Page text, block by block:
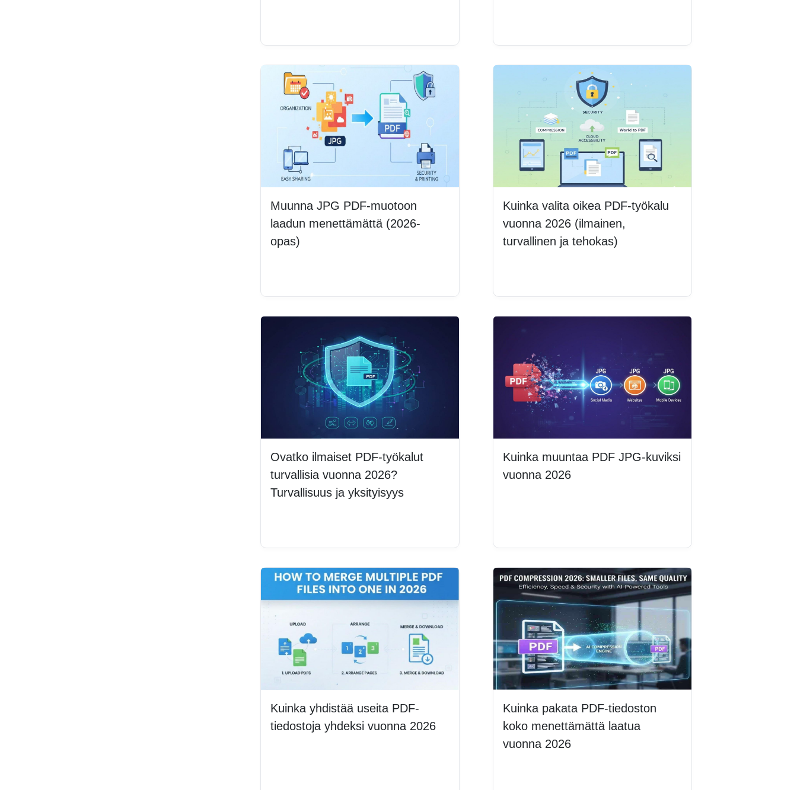
Muunna JPG PDF-muotoon
laadun menettämättä (2026-
opas)
Kuinka valita oikea PDF-työkalu
vuonna 2026 (ilmainen,
turvallinen ja tehokas)
Ovatko ilmaiset PDF-työkalut
turvallisia vuonna 2026?
Turvallisuus ja yksityisyys
Kuinka muuntaa PDF JPG-kuviksi
vuonna 2026
Kuinka yhdistää useita PDF-
tiedostoja yhdeksi vuonna 2026
Kuinka pakata PDF-tiedoston
koko menettämättä laatua
vuonna 2026